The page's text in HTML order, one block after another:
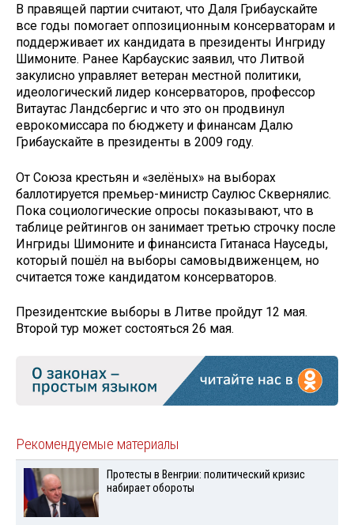
В правящей партии считают, что Даля Грибаускайте
все годы помогает оппозиционным консерваторам и
поддерживает их кандидата в президенты Ингриду
Шимоните. Ранее Карбаускис заявил, что Литвой
закулисно управляет ветеран местной политики,
идеологический лидер консерваторов, профессор
Витаутас Ландсбергис и что это он продвинул
еврокомиссара по бюджету и финансам Далю
Грибаускайте в президенты в 2009 году.
От Союза крестьян и «зелёных» на выборах
баллотируется премьер-министр Саулюс Сквернялис.
Пока социологические опросы показывают, что в
таблице рейтингов он занимает третью строчку после
Ингриды Шимоните и финансиста Гитанаса Науседы,
который пошёл на выборы самовыдвиженцем, но
считается тоже кандидатом консерваторов.
Президентские выборы в Литве пройдут 12 мая.
Второй тур может состояться 26 мая.
Рекомендуемые материалы
Протесты в Венгрии: политический кризис
набирает обороты